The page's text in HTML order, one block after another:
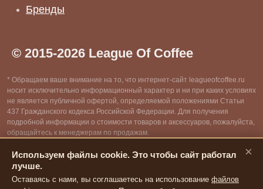
Бренды
© 2015-2026 League Of Coffee
* Обращаем ваше внимание на то, что интернет-сайт leagueofcoffee.ru
носит исключительно информационный характер и ни при каких условиях
не является публичной офертой, определяемой положениями Статьи
437 Гражданского кодекса Российской Федерации. Для получения
подробной информации о стоимости товаров и аксессуаров, пожалуйста,
обращайтесь к менеджерам по продажам.
** Информация собрана из открытых источников сети интернет, все
авторские права защищены. Администрация сайта вправе удалять
информацию, размещенную на сайте, по запросу от правообладателей,
Используем файлы cookie. Это чтобы сайт работал
лучше.
Оставаясь с нами, вы соглашаетесь на использование файлов
×